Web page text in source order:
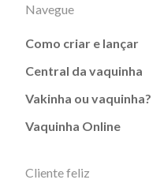
Navegue
Como criar e lançar
Central da vaquinha
Vakinha ou vaquinha?
Vaquinha Online
Cliente feliz